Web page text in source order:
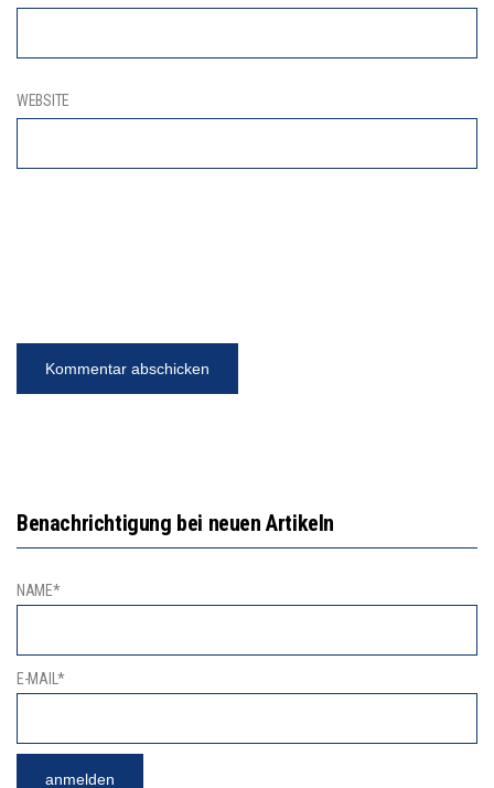
WEBSITE
Benachrichtigung bei neuen Artikeln
NAME*
E-MAIL*